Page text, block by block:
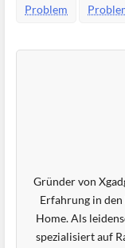
Problem
Gründer von
Erfahrung in
Home. Als
spezialisiert auf